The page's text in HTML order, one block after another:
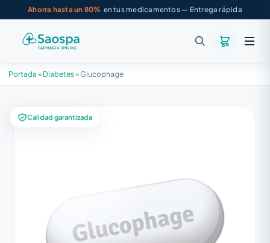
Ahorra hasta un 80% en tus medicamentos — Entrega rápida
Portada » Diabetes»Glucophage
Calidad garantizada